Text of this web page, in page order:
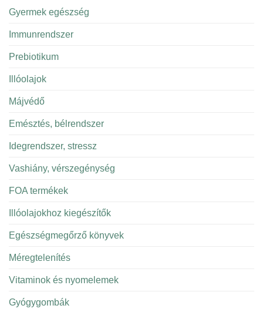
Gyermek egészség
Immunrendszer
Prebiotikum
Illóolajok
Májvédő
Emésztés, bélrendszer
Idegrendszer, stressz
Vashiány, vérszegénység
FOA termékek
Illóolajokhoz kiegészítők
Egészségmegőrző könyvek
Méregtelenítés
Vitaminok és nyomelemek
Gyógygombák